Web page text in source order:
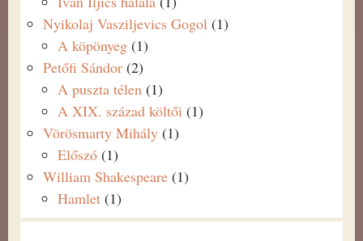
Nyikolaj Vasziljevics Gogol (1)
A köpönyeg (1)
Petőfi Sándor (2)
A puszta télen (1)
A XIX. század költői (1)
Vörösmarty Mihály (1)
Előszó (1)
William Shakespeare (1)
Hamlet (1)